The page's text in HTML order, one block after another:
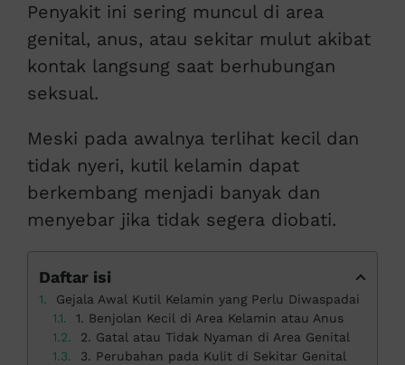
Penyakit ini sering muncul di area
genital, anus, atau sekitar mulut akibat
kontak langsung saat berhubungan
seksual.
Meski pada awalnya terlihat kecil dan
tidak nyeri, kutil kelamin dapat
berkembang menjadi banyak dan
menyebar jika tidak segera diobati.
Daftar isi
Gejala Awal Kutil Kelamin yang Perlu Diwaspadai
1. Benjolan Kecil di Area Kelamin atau Anus
2. Gatal atau Tidak Nyaman di Area Genital
3. Perubahan pada Kulit di Sekitar Genital